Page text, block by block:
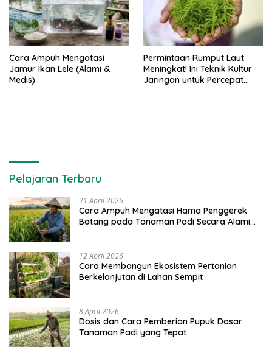
Cara Ampuh Mengatasi
Jamur Ikan Lele (Alami &
Medis)
Permintaan Rumput Laut
Meningkat! Ini Teknik Kultur
Jaringan untuk Percepat
Pelajaran Terbaru
21 April 2026
Cara Ampuh Mengatasi Hama Penggerek
Batang pada Tanaman Padi Secara Alami
12 April 2026
Cara Membangun Ekosistem Pertanian
Berkelanjutan di Lahan Sempit
8 April 2026
Dosis dan Cara Pemberian Pupuk Dasar
Tanaman Padi yang Tepat